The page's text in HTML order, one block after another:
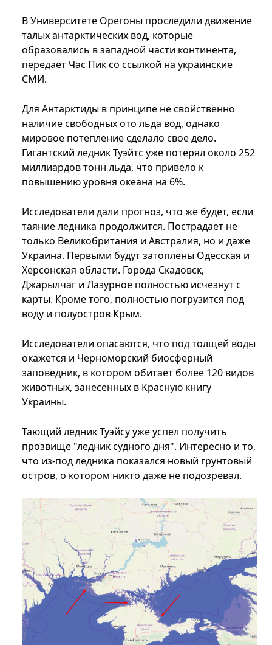
В Университете Орегоны проследили движение
талых антарктических вод, которые
образовались в западной части континента,
передает Час Пик со ссылкой на украинские
СМИ.
Для Антарктиды в принципе не свойственно
наличие свободных ото льда вод, однако
мировое потепление сделало свое дело.
Гигантский ледник Туэйтс уже потерял около 252
миллиардов тонн льда, что привело к
повышению уровня океана на 6%.
Исследователи дали прогноз, что же будет, если
таяние ледника продолжится. Пострадает не
только Великобритания и Австралия, но и даже
Украина. Первыми будут затоплены Одесская и
Херсонская области. Города Скадовск,
Джарылчаг и Лазурное полностью исчезнут с
карты. Кроме того, полностью погрузится под
воду и полуостров Крым.
Исследователи опасаются, что под толщей воды
окажется и Черноморский биосферный
заповедник, в котором обитает более 120 видов
животных, занесенных в Красную книгу
Украины.
Тающий ледник Туэйсу уже успел получить
прозвище "ледник судного дня". Интересно и то,
что из-под ледника показался новый грунтовый
остров, о котором никто даже не подозревал.